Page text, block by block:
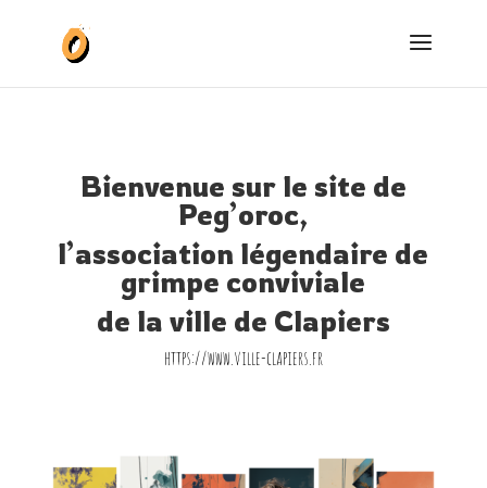
Bienvenue sur le site de
Peg’oroc,
l’association légendaire de
grimpe conviviale
de la ville de Clapiers
https://www.ville-clapiers.fr